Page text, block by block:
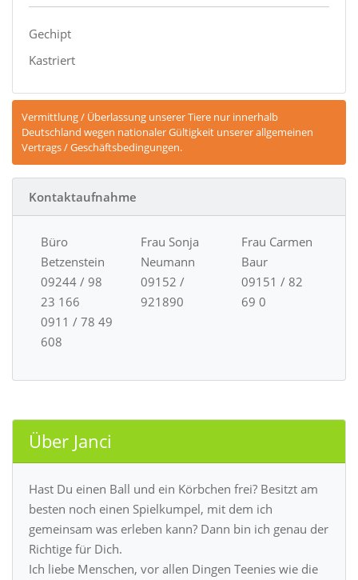
Gechipt
Kastriert
Vermittlung / Überlassung unserer Tiere nur innerhalb
Deutschland wegen nationaler Gültigkeit unserer allgemeinen
Vertrags / Geschäftsbedingungen.
Kontaktaufnahme
Büro
Betzenstein
09244 / 98
23 166
0911 / 78 49
608
Frau Sonja
Neumann
09152 /
921890
Frau Carmen
Baur
09151 / 82
69 0
Über Janci
Hast Du einen Ball und ein Körbchen frei? Besitzt am
besten noch einen Spielkumpel, mit dem ich
gemeinsam was erleben kann? Dann bin ich genau der
Richtige für Dich.
Ich liebe Menschen, vor allen Dingen Teenies wie die